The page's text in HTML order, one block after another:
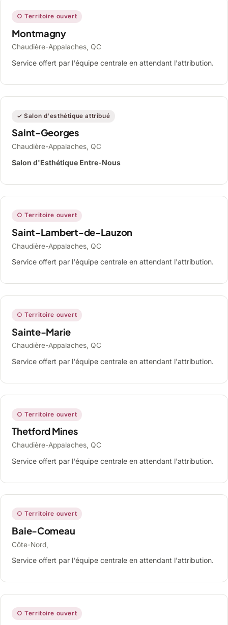
○ Territoire ouvert
Montmagny
Chaudière-Appalaches, QC
Service offert par l'équipe centrale en attendant l'attribution.
✓ Salon d'esthétique attribué
Saint-Georges
Chaudière-Appalaches, QC
Salon d'Esthétique Entre-Nous
○ Territoire ouvert
Saint-Lambert-de-Lauzon
Chaudière-Appalaches, QC
Service offert par l'équipe centrale en attendant l'attribution.
○ Territoire ouvert
Sainte-Marie
Chaudière-Appalaches, QC
Service offert par l'équipe centrale en attendant l'attribution.
○ Territoire ouvert
Thetford Mines
Chaudière-Appalaches, QC
Service offert par l'équipe centrale en attendant l'attribution.
○ Territoire ouvert
Baie-Comeau
Côte-Nord,
Service offert par l'équipe centrale en attendant l'attribution.
○ Territoire ouvert